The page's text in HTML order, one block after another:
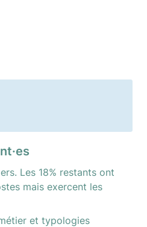
Les 18% restants ont
mais exercent les
et typologies